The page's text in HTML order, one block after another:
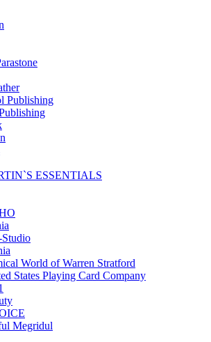
Publishing
ESSENTIALS
Studio
World of Warren Stratford
States Playing Card Company
Megridul